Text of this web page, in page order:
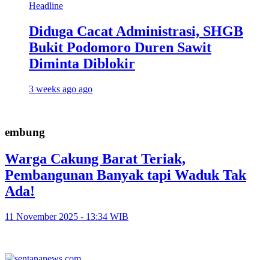
Headline
Diduga Cacat Administrasi, SHGB
Bukit Podomoro Duren Sawit
Diminta Diblokir
3 weeks ago ago
embung
Warga Cakung Barat Teriak,
Pembangunan Banyak tapi Waduk Tak
Ada!
11 November 2025 - 13:34 WIB